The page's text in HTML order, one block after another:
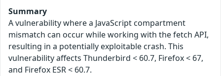
Summary
A vulnerability where a JavaScript compartment
mismatch can occur while working with the fetch API,
resulting in a potentially exploitable crash. This
vulnerability affects Thunderbird < 60.7, Firefox < 67,
and Firefox ESR < 60.7.